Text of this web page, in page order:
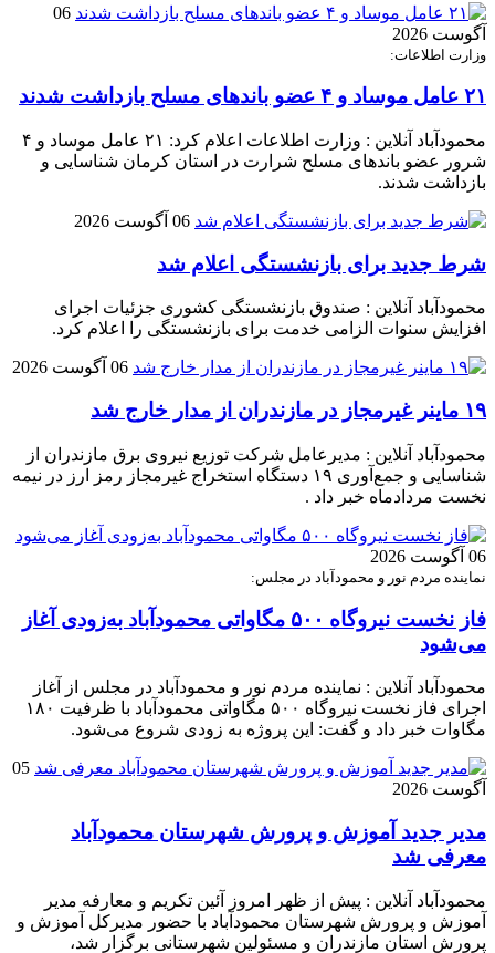
06
آگوست 2026
وزارت اطلاعات:
۲۱ عامل موساد و ۴ عضو باند‌های مسلح بازداشت شدند
محمودآباد آنلاین : وزارت اطلاعات اعلام کرد: ۲۱ عامل موساد و ۴
شرور عضو باند‌های مسلح شرارت در استان کرمان شناسایی و
بازداشت شدند.
06 آگوست 2026
شرط جدید برای بازنشستگی اعلام شد
محمودآباد آنلاین : صندوق بازنشستگی کشوری جزئیات اجرای
افزایش سنوات الزامی خدمت برای بازنشستگی را اعلام کرد.
06 آگوست 2026
۱۹ ماینر غیرمجاز در مازندران از مدار خارج شد
محمودآباد آنلاین : مدیرعامل شرکت توزیع نیروی برق مازندران از
شناسایی و جمع‌آوری ۱۹ دستگاه استخراج غیرمجاز رمز ارز در نیمه
نخست مردادماه خبر داد .
06 آگوست 2026
نماینده مردم نور و محمودآباد در مجلس:
فاز نخست نیروگاه ۵۰۰ مگاواتی محمودآباد به‌زودی آغاز
می‌شود
محمودآباد آنلاین : نماینده مردم نور و محمودآباد در مجلس از آغاز
اجرای فاز نخست نیروگاه ۵۰۰ مگاواتی محمودآباد با ظرفیت ۱۸۰
مگاوات خبر داد و گفت: این پروژه به زودی شروع می‌شود.
05
آگوست 2026
مدیر جدید آموزش و پرورش شهرستان محمودآباد
معرفی شد
محمودآباد آنلاین : پیش از ظهر امروز آئین تکریم و معارفه مدیر
آموزش و پرورش شهرستان محمودآباد با حضور مدیرکل آموزش و
پرورش استان مازندران و مسئولین شهرستانی برگزار شد،